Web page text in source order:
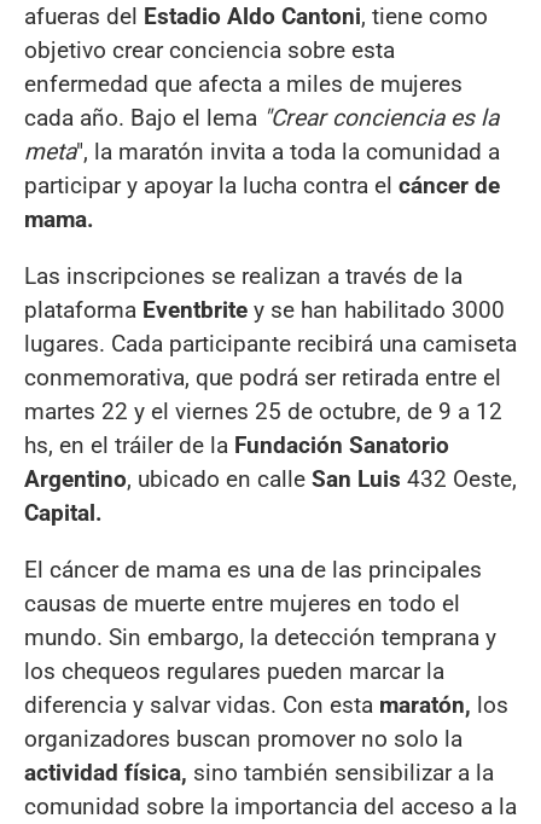
afueras del Estadio Aldo Cantoni, tiene como
objetivo crear conciencia sobre esta
enfermedad que afecta a miles de mujeres
cada año. Bajo el lema "Crear conciencia es la
meta", la maratón invita a toda la comunidad a
participar y apoyar la lucha contra el cáncer de
mama.
Las inscripciones se realizan a través de la
plataforma Eventbrite y se han habilitado 3000
lugares. Cada participante recibirá una camiseta
conmemorativa, que podrá ser retirada entre el
martes 22 y el viernes 25 de octubre, de 9 a 12
hs, en el tráiler de la Fundación Sanatorio
Argentino, ubicado en calle San Luis 432 Oeste,
Capital.
El cáncer de mama es una de las principales
causas de muerte entre mujeres en todo el
mundo. Sin embargo, la detección temprana y
los chequeos regulares pueden marcar la
diferencia y salvar vidas. Con esta maratón, los
organizadores buscan promover no solo la
actividad física, sino también sensibilizar a la
comunidad sobre la importancia del acceso a la